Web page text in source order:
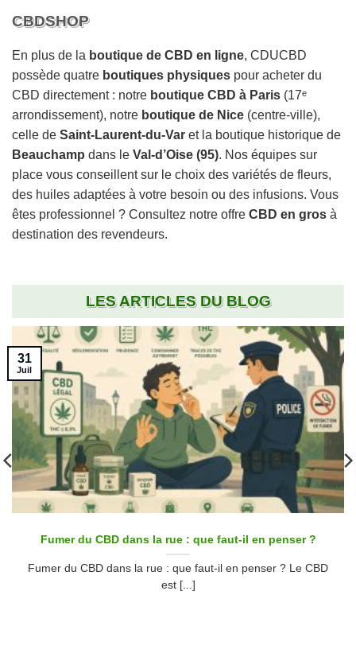
CBDSHOP
En plus de la boutique de CBD en ligne, CDUCBD
possède quatre boutiques physiques pour acheter du
CBD directement : notre boutique CBD à Paris (17ᵉ
arrondissement), notre boutique de Nice (centre-ville),
celle de Saint-Laurent-du-Var et la boutique historique de
Beauchamp dans le Val-d’Oise (95). Nos équipes sur
place vous conseillent sur le choix des variétés de fleurs,
des huiles adaptées à votre besoin ou des infusions. Vous
êtes professionnel ? Consultez notre offre CBD en gros à
destination des revendeurs.
LES ARTICLES DU BLOG
Fumer du CBD dans la rue : que faut-il en penser ?
Fumer du CBD dans la rue : que faut-il en penser ? Le CBD
est [...]
31
Juil